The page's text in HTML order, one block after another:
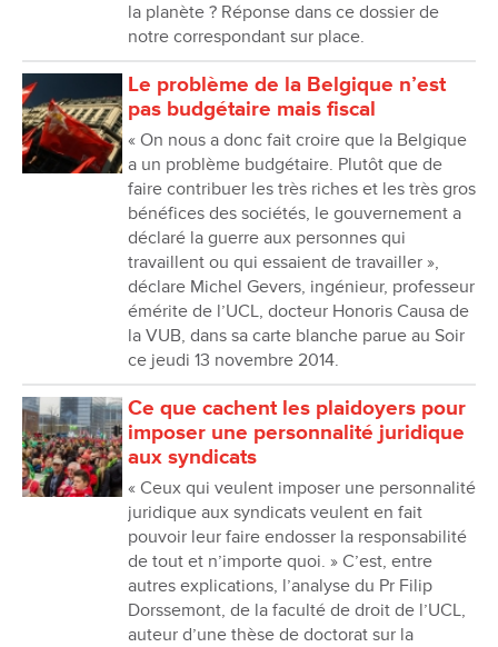
la planète ? Réponse dans ce dossier de
notre correspondant sur place.
Le problème de la Belgique n’est
pas budgétaire mais fiscal
« On nous a donc fait croire que la Belgique
a un problème budgétaire. Plutôt que de
faire contribuer les très riches et les très gros
bénéfices des sociétés, le gouvernement a
déclaré la guerre aux personnes qui
travaillent ou qui essaient de travailler »,
déclare Michel Gevers, ingénieur, professeur
émérite de l’UCL, docteur Honoris Causa de
la VUB, dans sa carte blanche parue au Soir
ce jeudi 13 novembre 2014.
Ce que cachent les plaidoyers pour
imposer une personnalité juridique
aux syndicats
« Ceux qui veulent imposer une personnalité
juridique aux syndicats veulent en fait
pouvoir leur faire endosser la responsabilité
de tout et n’importe quoi. » C’est, entre
autres explications, l’analyse du Pr Filip
Dorssemont, de la faculté de droit de l’UCL,
auteur d’une thèse de doctorat sur la